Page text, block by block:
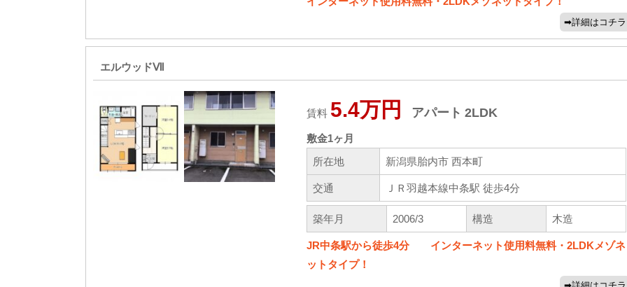
エルウッドⅦ
賃料 5.4万円 アパート 2LDK
敷金1ヶ月
所在地
新潟県胎内市 西本町
交通 ＪＲ羽越本線中条駅 徒歩4分
築年月 2006/3 構造 木造
JR中条駅から徒歩4分 インターネット使用料無料・2LDKメゾネ
ットタイプ！